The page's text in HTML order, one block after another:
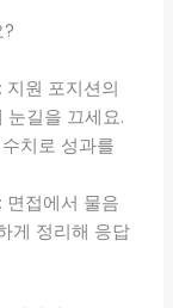
원 포지션의
눈길을 끄세요.
치로 성과를
면접에서 물음
게 정리해 응답